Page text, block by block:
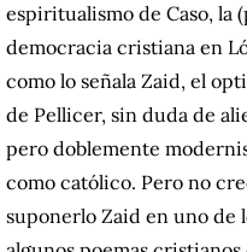
espiritualismo de Caso, la
democracia cristiana en
como lo señala Zaid, el
de Pellicer, sin duda de
pero doblemente
como católico. Pero no
suponerlo Zaid en uno de